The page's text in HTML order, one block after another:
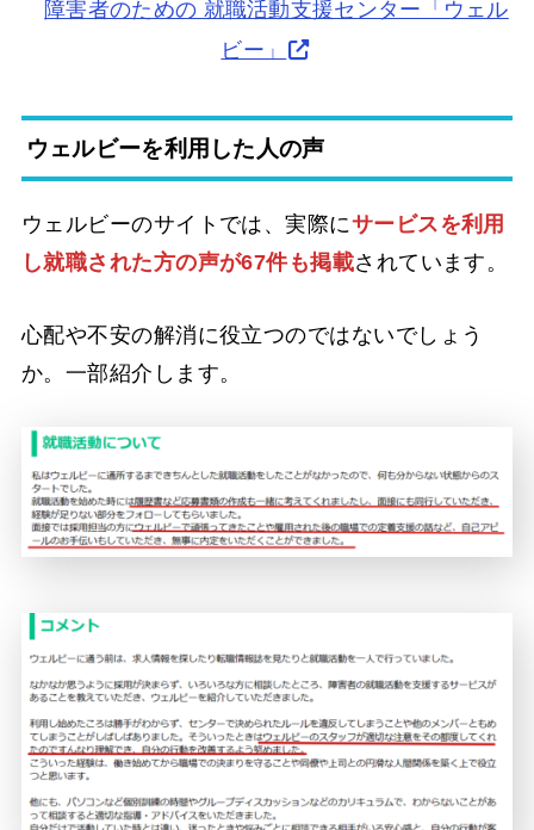
障害者のための 就職活動支援センター「ウェル
ビー」
ウェルビーを利用した人の声
ウェルビーのサイトでは、実際にサービスを利用
し就職された方の声が67件も掲載されています。
心配や不安の解消に役立つのではないでしょう
か。一部紹介します。